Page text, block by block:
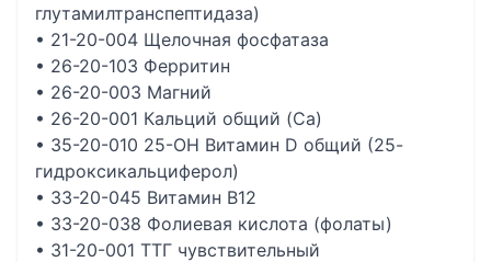
глутамилтранспептидаза)
• 21-20-004 Щелочная фосфатаза
• 26-20-103 Ферритин
• 26-20-003 Магний
• 26-20-001 Кальций общий (Ca)
• 35-20-010 25-ОН Витамин D общий (25-
гидроксикальциферол)
• 33-20-045 Витамин В12
• 33-20-038 Фолиевая кислота (фолаты)
• 31-20-001 ТТГ чувствительный